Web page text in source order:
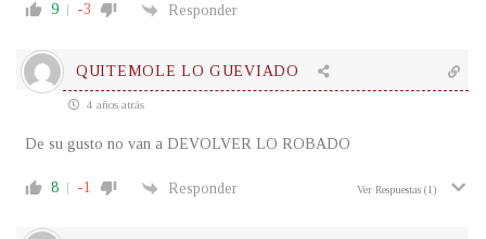
9 -3 Responder
QUITEMOLE LO GUEVIADO
4 años atrás
De su gusto no van a DEVOLVER LO ROBADO
8 -1 Responder Ver Respuestas (1)